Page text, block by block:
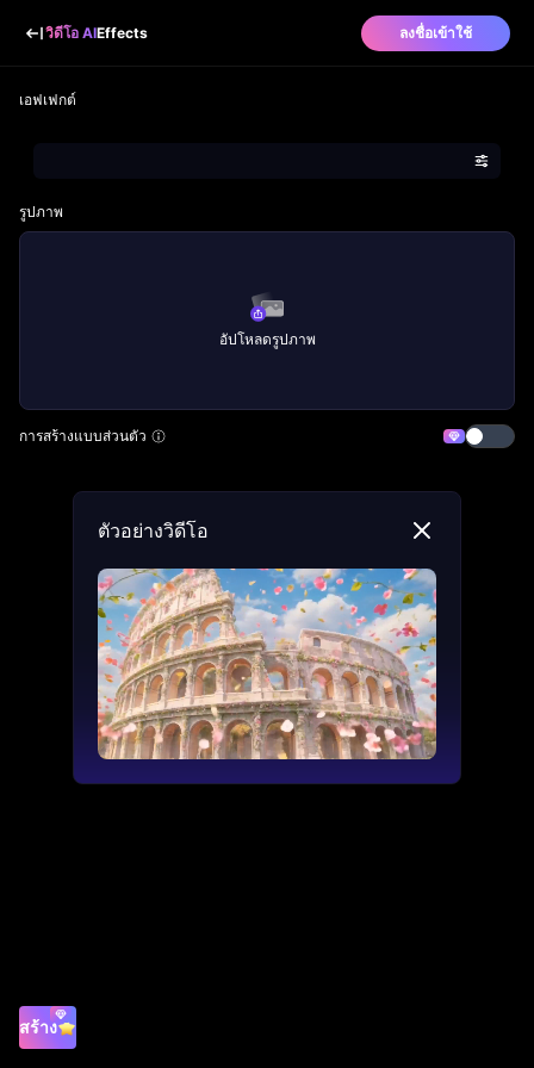
วิดีโอ AIEffects ลงชื่อเข้าใช้
เอฟเฟกต์
รูปภาพ
อัปโหลดรูปภาพ
การสร้างแบบส่วนตัว
สร้าง
ตัวอย่างวิดีโอ